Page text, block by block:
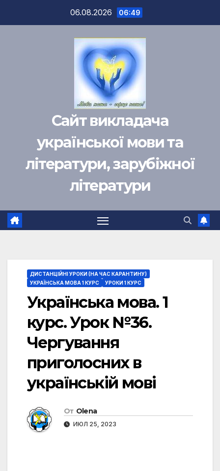
06.08.2026 06:49
Сайт викладача
української мови та
літератури, зарубіжної
літератури
ДИСТАНЦІЙНІ УРОКИ (НА ЧАС КАРАНТИНУ)
УКРАЇНСЬКА МОВА 1 КУРС
УРОКИ 1 КУРС
Українська мова. 1
курс. Урок №36.
Чергування
приголосних в
українській мові
От Olena
ИЮЛ 25, 2023